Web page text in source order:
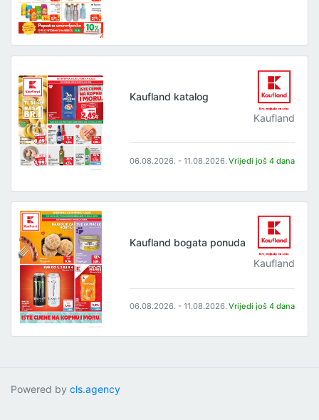
Kaufland katalog
Kaufland
06.08.2026. - 11.08.2026. Vrijedi još 4 dana
Kaufland bogata ponuda
Kaufland
06.08.2026. - 11.08.2026. Vrijedi još 4 dana
Powered by cls.agency